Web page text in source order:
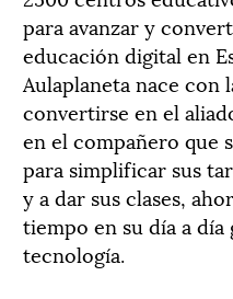
para avanzar y
educación digital en
Aulaplaneta nace con
convertirse en el
en el compañero que
para simplificar sus
y a dar sus clases,
tiempo en su día a día
tecnología.